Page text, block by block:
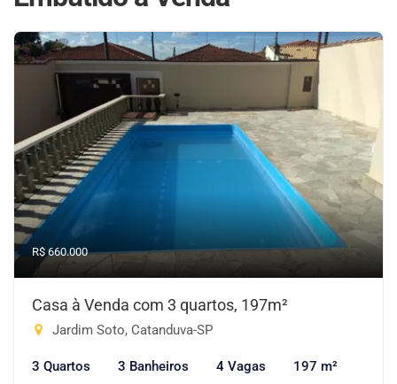
R$ 660.000
Casa à Venda com 3 quartos, 197m²
Jardim Soto, Catanduva-SP
3 Quartos 3 Banheiros 4 Vagas 197 m²